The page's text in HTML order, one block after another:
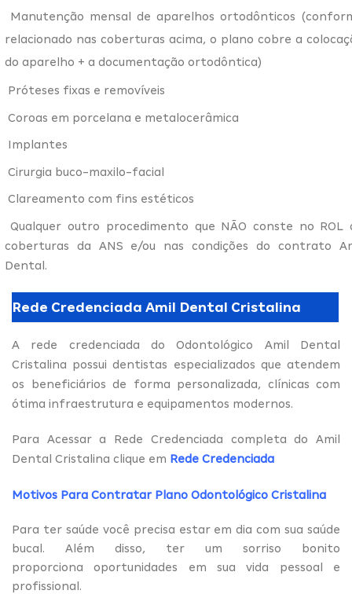
Manutenção mensal de aparelhos ortodônticos
relacionado nas coberturas acima, o plano cobre a
do aparelho + a documentação ortodôntica)
Próteses fixas e removíveis
Coroas em porcelana e metalocerâmica
Implantes
Cirurgia buco-maxilo-facial
Clareamento com fins estéticos
Qualquer outro procedimento que NÃO conste no ROL
coberturas da ANS e/ou nas condições do contrato
Dental.
Rede Credenciada Amil Dental Cristalina
A rede credenciada do Odontológico Amil Dental
Cristalina possui dentistas especializados que atendem
os beneficiários de forma personalizada, clínicas com
ótima infraestrutura e equipamentos modernos.
Para Acessar a Rede Credenciada completa do Amil
Dental Cristalina clique em Rede Credenciada
Motivos Para Contratar Plano Odontológico Cristalina
Para ter saúde você precisa estar em dia com sua saúde
bucal. Além disso, ter um sorriso bonito
proporciona oportunidades em sua vida pessoal e
profissional.